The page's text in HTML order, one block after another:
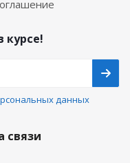
курсе!
данных
связи